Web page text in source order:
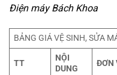
Điện máy Bách Khoa
BẢNG GIÁ VỆ SINH, SỬA
TT
NỘI
DUNG
ĐƠN